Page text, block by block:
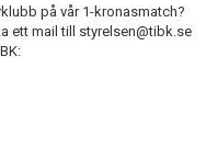
på vår 1-kronasmatch?
ett mail till styrelsen@tibk.se